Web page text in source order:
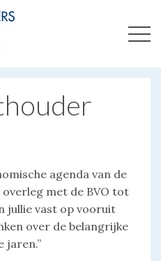
OUDEWATER
agenda van de
met de BVO tot
jullie vast op vooruit
over de belangrijke
jaren.”